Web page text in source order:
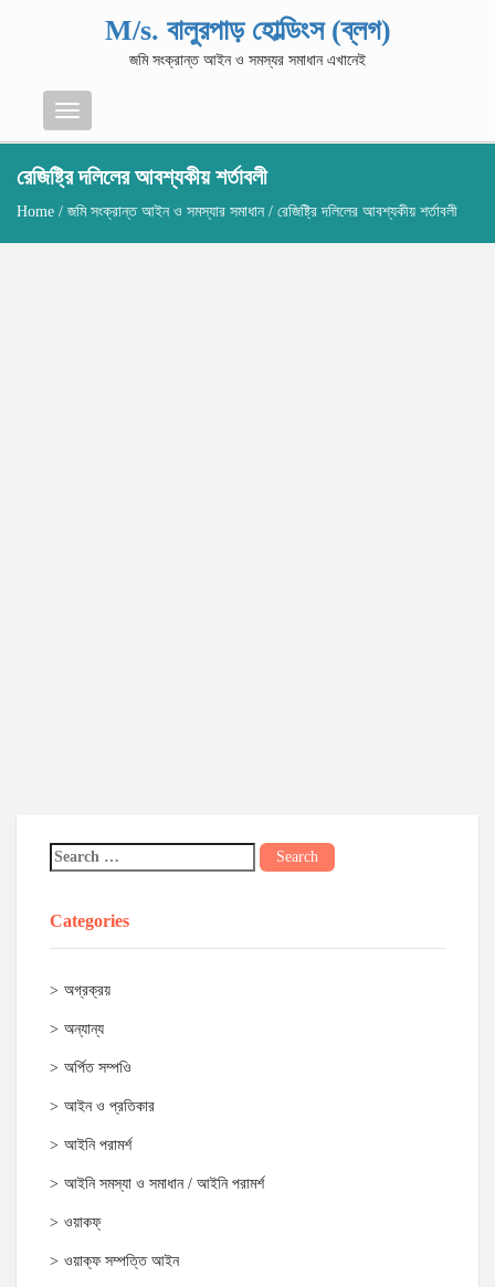
M/s. বালুরপাড় হোল্ডিংস (ব্লগ)
জমি সংক্রান্ত আইন ও সমস্যর সমাধান এখানেই
Menu
রেজিষ্ট্রি দলিলের আবশ্যকীয় শর্তাবলী
Home / জমি সংক্রান্ত আইন ও সমস্যার সমাধান/ রেজিষ্ট্রি দলিলের আবশ্যকীয় শর্তাবলী
Categories
অগ্রক্রয়
অন্যান্য
অর্পিত সম্পওি
আইন ও প্রতিকার
আইনি পরামর্শ
আইনি সমস্যা ও সমাধান / আইনি পরামর্শ
ওয়াকফ্
ওয়াক্‌ফ সম্পত্তি আইন